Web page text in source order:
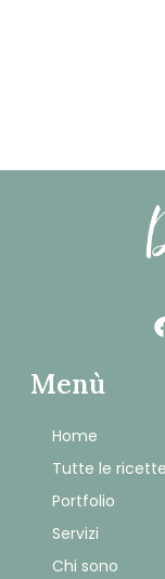
Menù
Home
Tutte le ricette
Portfolio
Servizi
Chi sono